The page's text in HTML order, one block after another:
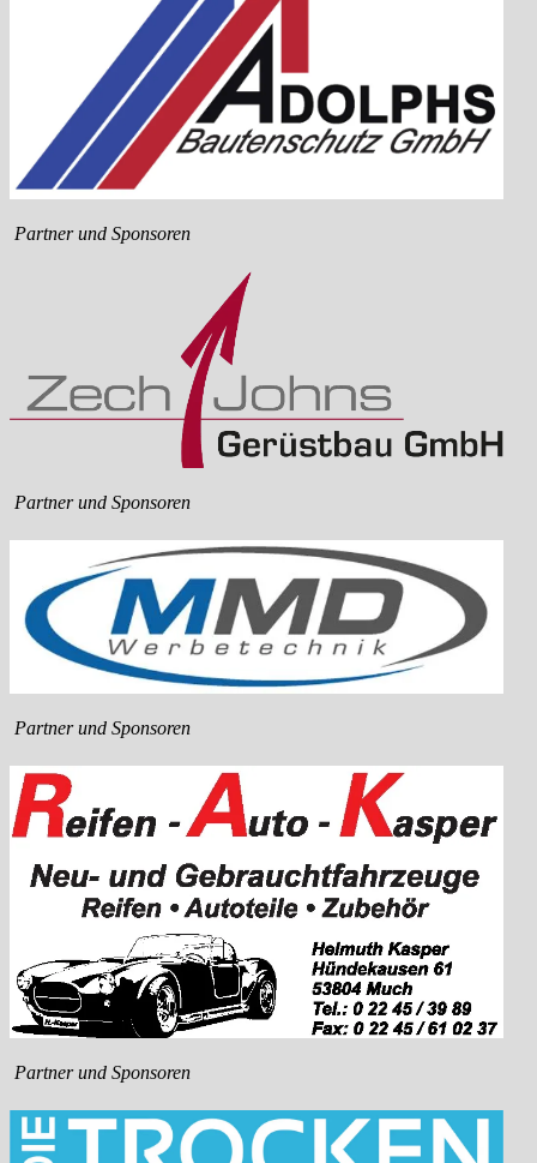
Partner und Sponsoren
Partner und Sponsoren
Partner und Sponsoren
Partner und Sponsoren